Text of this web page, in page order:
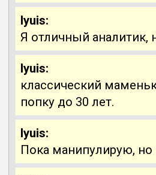
lyuis:
Я отличный аналитик,
lyuis:
классический
попку до 30 лет.
lyuis:
Пока манипулирую,